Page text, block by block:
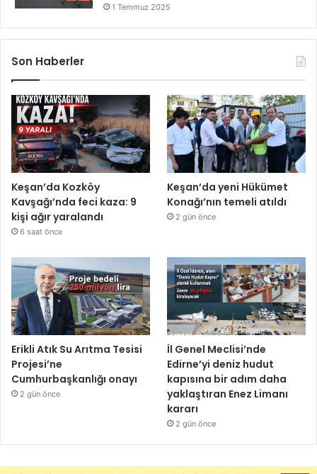
1 Temmuz 2025
Son Haberler
Keşan’da Kozköy
Kavşağı’nda feci kaza: 9
kişi ağır yaralandı
6 saat önce
Keşan’da yeni Hükümet
Konağı’nın temeli atıldı
2 gün önce
Erikli Atık Su Arıtma Tesisi
Projesi’ne
Cumhurbaşkanlığı onayı
2 gün önce
İl Genel Meclisi’nde
Edirne’yi deniz hudut
kapısına bir adım daha
yaklaştıran Enez Limanı
kararı
2 gün önce